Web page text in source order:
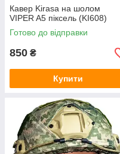
Кавер Kirasa на шолом
VIPER A5 піксель (KI608)
Готово до відправки
850 ₴
Купити